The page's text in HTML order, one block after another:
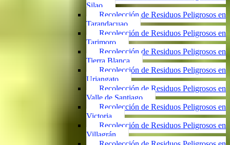
Silao
Recolección de Residuos Peligrosos en
Tarandacuao
Recolección de Residuos Peligrosos en
Tarimoro
Recolección de Residuos Peligrosos en
Tierra Blanca
Recolección de Residuos Peligrosos en
Uriangato
Recolección de Residuos Peligrosos en
Valle de Santiago
Recolección de Residuos Peligrosos en
Victoria
Recolección de Residuos Peligrosos en
Villagrán